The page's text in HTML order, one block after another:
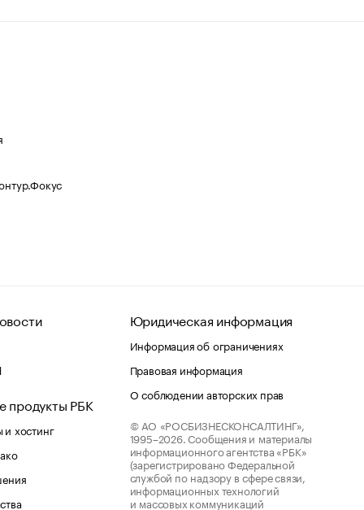
продукты РБК
хостинг
Юридическая информация
Информация об ограничениях
Правовая информация
О соблюдении авторских прав
© АО «РОСБИЗНЕСКОНСАЛТИНГ»,
1995–2026. Сообщения и материалы
информационного агентства «РБК»
(зарегистрировано Федеральной
службой по надзору в сфере связи,
информационных технологий
и массовых коммуникаций